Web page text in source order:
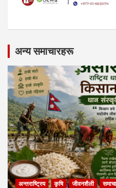
अन्य समाचारहरू
अन्तराष्ट्रिय कृषि जीवनशैली